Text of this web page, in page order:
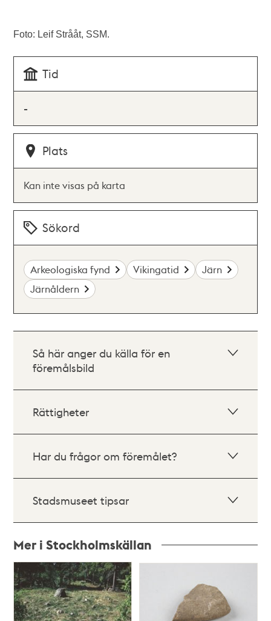
Foto: Leif Strååt, SSM.
Tid
-
Plats
Kan inte visas på karta
Sökord
Arkeologiska fynd Vikingatid
Järn
Järnåldern
Så här anger du källa för en
föremålsbild
Rättigheter
Har du frågor om föremålet?
Stadsmuseet tipsar
Mer i Stockholmskällan
Relaterade
poster
och
teman